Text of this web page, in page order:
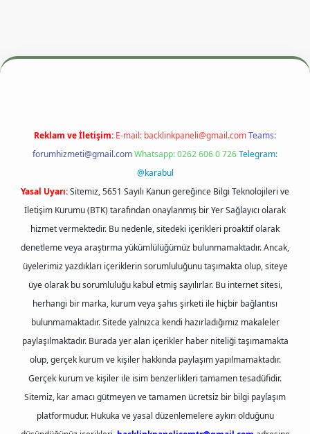
betexper.xyzm elexbet
Reklam ve İletişim: E-mail: backlinkpaneli@gmail.comTeams:
forumhizmeti@gmail.comWhatsapp: 0262 606 0 726Telegram:
@karabul
Yasal Uyarı:Sitemiz, 5651 Sayılı Kanun gereğince Bilgi Teknolojileri ve
İletişim Kurumu (BTK) tarafından onaylanmış bir Yer Sağlayıcı olarak
hizmet vermektedir. Bu nedenle, sitedeki içerikleri proaktif olarak
denetleme veya araştırma yükümlülüğümüz bulunmamaktadır. Ancak,
üyelerimiz yazdıkları içeriklerin sorumluluğunu taşımakta olup, siteye
üye olarak bu sorumluluğu kabul etmiş sayılırlar. Bu internet sitesi,
herhangi bir marka, kurum veya şahıs şirketi ile hiçbir bağlantısı
bulunmamaktadır. Sitede yalnızca kendi hazırladığımız makaleler
paylaşılmaktadır. Burada yer alan içerikler haber niteliği taşımamakta
olup, gerçek kurum ve kişiler hakkında paylaşım yapılmamaktadır.
Gerçek kurum ve kişiler ile isim benzerlikleri tamamen tesadüfidir.
Sitemiz, kar amacı gütmeyen ve tamamen ücretsiz bir bilgi paylaşım
platformudur. Hukuka ve yasal düzenlemelere aykırı olduğunu